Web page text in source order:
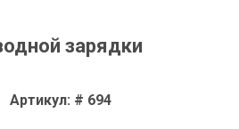
зарядки
Артикул: # 694